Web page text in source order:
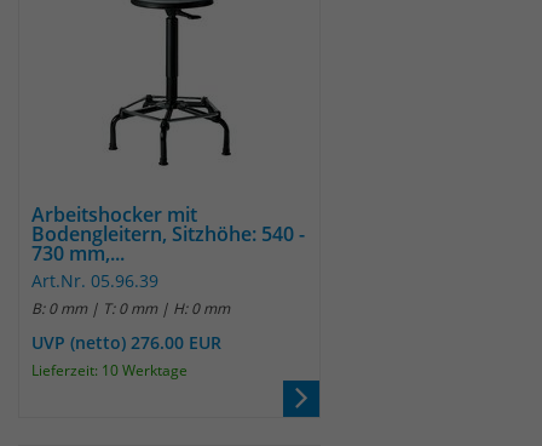
Arbeitshocker mit
Bodengleitern, Sitzhöhe: 540 -
730 mm,...
Art.Nr. 05.96.39
B: 0 mm | T: 0 mm | H: 0 mm
UVP (netto) 276.00 EUR
Lieferzeit: 10 Werktage
Das Cookie wird gesetzt um zu
demTest wieder gelöscht.